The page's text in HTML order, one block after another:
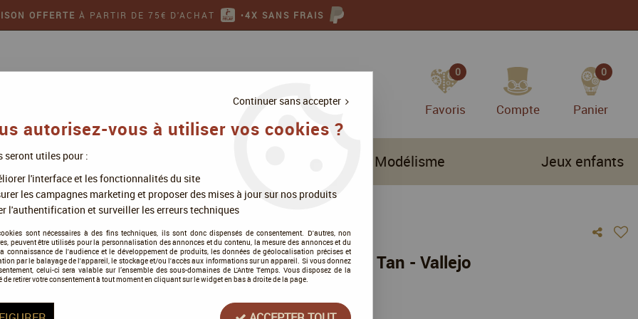
OFFERTE À PARTIR DE 75€ D'ACHAT •4X SANS FRAIS
0
Favoris Compte
0
Panier
Modélisme Jeux enfants
Primer 60ml Desert Tan - Vallejo
Surface Primer 60ml Desert Tan - Vallejo
Soyez le premier à donner votre avis !
Continuer sans accepter
autorisez-vous à utiliser vos cookies ?
seront utiles pour :
l'interface et les fonctionnalités du site
les campagnes marketing et proposer des mises à jour sur nos produits
l'authentification et surveiller les erreurs techniques
sont nécessaires à des fins techniques, ils sont donc dispensés de consentement. D'autres, non
peuvent être utilisés pour la personnalisation des annonces et du contenu, la mesure des annonces et du
connaissance de l'audience et le développement de produits, les données de géolocalisation précises et
par le balayage de l'appareil, le stockage et/ou l'accès aux informations sur un appareil. Si vous donnez
celui-ci sera valable sur l’ensemble des sous-domaines de L'Antre Temps. Vous disposez de la
retirer votre consentement à tout moment en cliquant sur le widget en bas à droite de la page.